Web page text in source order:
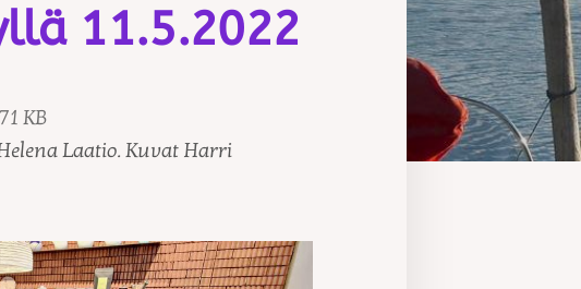
11.5.2022
71 KB
Laatio. Kuvat Harri